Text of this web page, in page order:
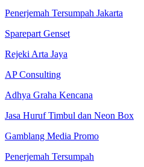
Penerjemah Tersumpah Jakarta
Sparepart Genset
Rejeki Arta Jaya
AP Consulting
Adhya Graha Kencana
Jasa Huruf Timbul dan Neon Box
Gamblang Media Promo
Penerjemah Tersumpah